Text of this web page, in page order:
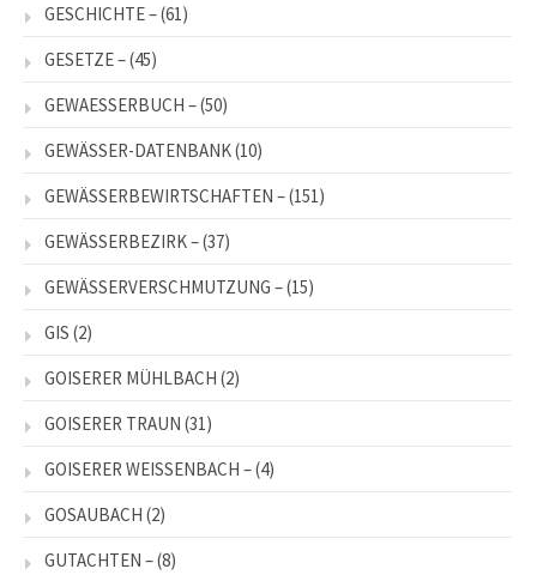
GESCHICHTE –(61)
GESETZE –(45)
GEWAESSERBUCH –(50)
GEWÄSSER-DATENBANK(10)
GEWÄSSERBEWIRTSCHAFTEN –(151)
GEWÄSSERBEZIRK –(37)
GEWÄSSERVERSCHMUTZUNG –(15)
GIS (2)
GOISERER MÜHLBACH (2)
GOISERER TRAUN (31)
GOISERER WEISSENBACH –(4)
GOSAUBACH (2)
GUTACHTEN –(8)